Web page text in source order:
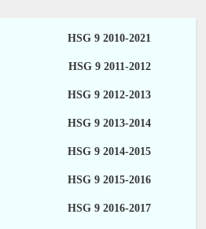
HSG 9 2010-2021
HSG 9 2011-2012
HSG 9 2012-2013
HSG 9 2013-2014
HSG 9 2014-2015
HSG 9 2015-2016
HSG 9 2016-2017